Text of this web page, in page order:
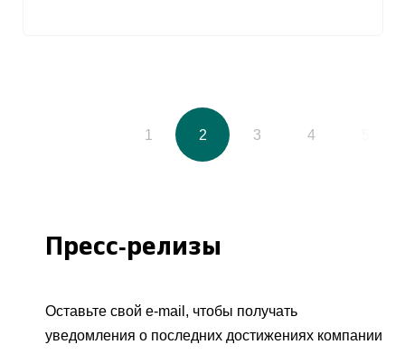
1 2 3 4
Пресс-релизы
Оставьте свой e-mail, чтобы получать
уведомления о последних достижениях компании